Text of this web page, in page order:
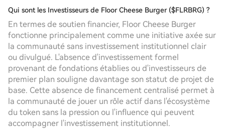
Qui sont les Investisseurs de Floor Cheese Burger ($FLRBRG) ?
En termes de soutien financier, Floor Cheese Burger
fonctionne principalement comme une initiative axée sur
la communauté sans investissement institutionnel clair
ou divulgué. L'absence d'investissement formel
provenant de fondations établies ou d'investisseurs de
premier plan souligne davantage son statut de projet de
base. Cette absence de financement centralisé permet à
la communauté de jouer un rôle actif dans l'écosystème
du token sans la pression ou l'influence qui peuvent
accompagner l'investissement institutionnel.